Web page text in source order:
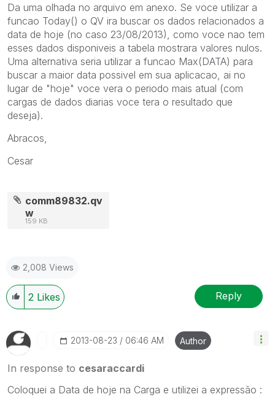
Da uma olhada no arquivo em anexo. Se voce utilizar a
funcao Today() o QV ira buscar os dados relacionados a
data de hoje (no caso 23/08/2013), como voce nao tem
esses dados disponiveis a tabela mostrara valores nulos.
Uma alternativa seria utilizar a funcao Max(DATA) para
buscar a maior data possivel em sua aplicacao, ai no
lugar de "hoje" voce vera o periodo mais atual (com
cargas de dados diarias voce tera o resultado que
deseja).
Abracos,
Cesar
comm89832.qv
w
159 KB
2,008 Views
2 Likes Reply
‎2013-08-23 06:46 AM Author
In response to cesaraccardi
Coloquei a Data de hoje na Carga e utilizei a expressão :